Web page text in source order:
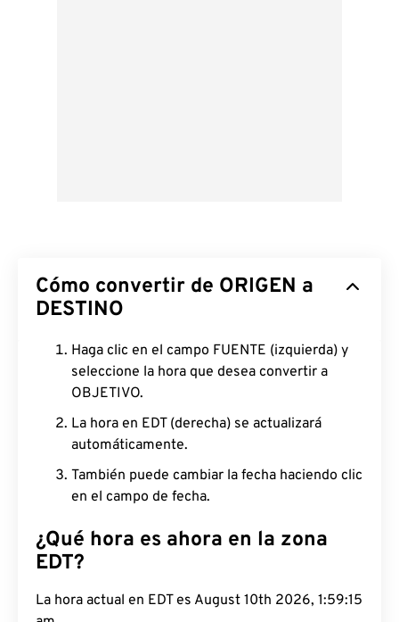
Cómo convertir de ORIGEN a
DESTINO
Haga clic en el campo FUENTE (izquierda) y
seleccione la hora que desea convertir a
OBJETIVO.
La hora en EDT (derecha) se actualizará
automáticamente.
También puede cambiar la fecha haciendo clic
en el campo de fecha.
¿Qué hora es ahora en la zona
EDT?
La hora actual en EDT es August 10th 2026, 1:59:16